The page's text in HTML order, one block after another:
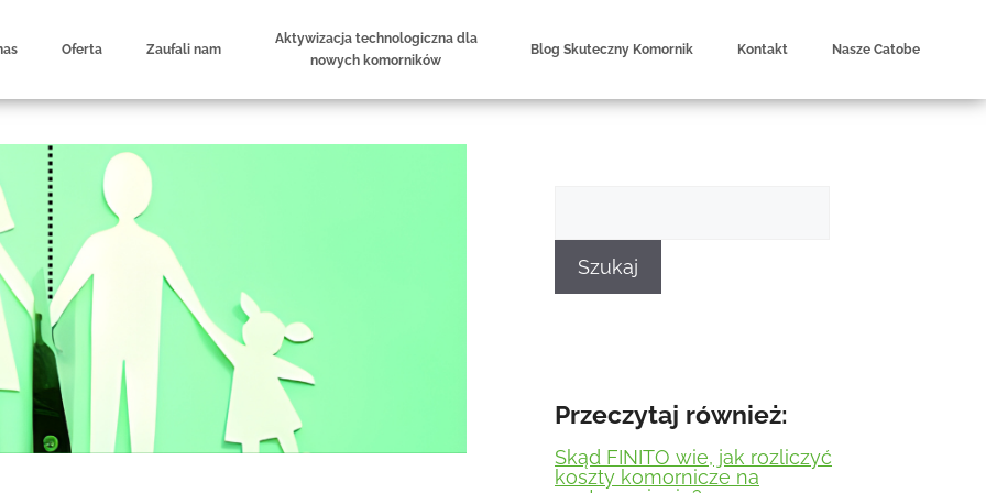
Oferta Zaufali nam
Aktywizacja technologiczna dla
nowych komorników
Blog Skuteczny Komornik Kontakt Nasze Catobe
Szukaj
Przeczytaj również:
Skąd FINITO wie, jak rozliczyć
koszty komornicze na